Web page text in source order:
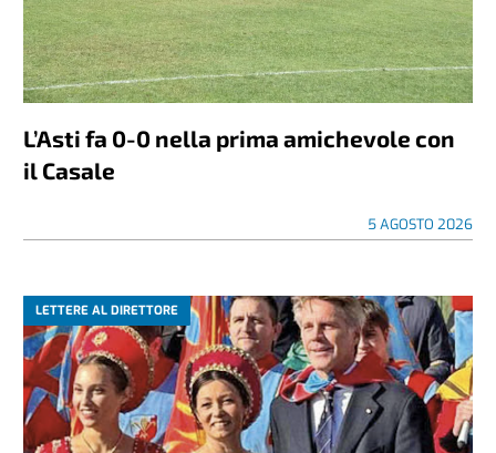
L’Asti fa 0-0 nella prima amichevole con
il Casale
5 AGOSTO 2026
LETTERE AL DIRETTORE